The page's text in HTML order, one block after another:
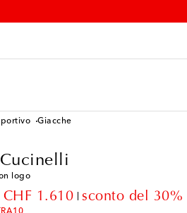
Giacche
logo
CHF 1.610
discount pricesconto del 30%